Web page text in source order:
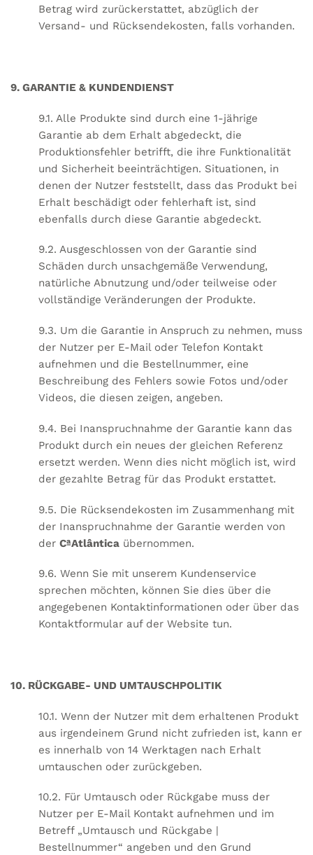
Betrag wird zurückerstattet, abzüglich der
Versand- und Rücksendekosten, falls vorhanden.
9. GARANTIE & KUNDENDIENST
9.1. Alle Produkte sind durch eine 1-jährige
Garantie ab dem Erhalt abgedeckt, die
Produktionsfehler betrifft, die ihre Funktionalität
und Sicherheit beeinträchtigen. Situationen, in
denen der Nutzer feststellt, dass das Produkt bei
Erhalt beschädigt oder fehlerhaft ist, sind
ebenfalls durch diese Garantie abgedeckt.
9.2. Ausgeschlossen von der Garantie sind
Schäden durch unsachgemäße Verwendung,
natürliche Abnutzung und/oder teilweise oder
vollständige Veränderungen der Produkte.
9.3. Um die Garantie in Anspruch zu nehmen, muss
der Nutzer per E-Mail oder Telefon Kontakt
aufnehmen und die Bestellnummer, eine
Beschreibung des Fehlers sowie Fotos und/oder
Videos, die diesen zeigen, angeben.
9.4. Bei Inanspruchnahme der Garantie kann das
Produkt durch ein neues der gleichen Referenz
ersetzt werden. Wenn dies nicht möglich ist, wird
der gezahlte Betrag für das Produkt erstattet.
9.5. Die Rücksendekosten im Zusammenhang mit
der Inanspruchnahme der Garantie werden von
der CªAtlântica übernommen.
9.6. Wenn Sie mit unserem Kundenservice
sprechen möchten, können Sie dies über die
angegebenen Kontaktinformationen oder über das
Kontaktformular auf der Website tun.
10. RÜCKGABE- UND UMTAUSCHPOLITIK
10.1. Wenn der Nutzer mit dem erhaltenen Produkt
aus irgendeinem Grund nicht zufrieden ist, kann er
es innerhalb von 14 Werktagen nach Erhalt
umtauschen oder zurückgeben.
10.2. Für Umtausch oder Rückgabe muss der
Nutzer per E-Mail Kontakt aufnehmen und im
Betreff „Umtausch und Rückgabe |
Bestellnummer“ angeben und den Grund